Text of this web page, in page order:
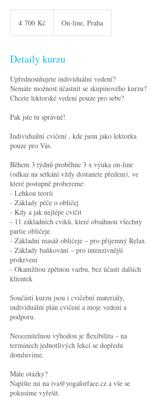
korun4 700 Kč On-line, Praha
Detaily kurzu
Upřednostňujete individuální vedení?
Nemáte možnost účastnit se skupinového kurzu?
Chcete lektorské vedení pouze pro sebe?
Pak jste tu správně!
Individuální cvičení , kde jsem jako lektorka
pouze pro Vás.
Během 3 týdnů proběhne 3 x výuka on-line
(odkaz na setkání vždy dostanete předem), ve
které postupně probereme:
- Lehkou teorii
- Základy péče o obličej
- Kdy a jak nejlépe cvičit
- 11 základních cviků, které obsáhnou všechny
partie obličeje
- Základní masáž obličeje – pro příjemný Relax
- Základy baňkování – pro intenzivnější
prokrvení
- Okamžitou zpětnou vazbu, bez účasti dalších
klientek
Součástí kurzu jsou i cvičební materiály,
individuální plán cvičení a moje vedení a
podporu.
Neocenitelnou výhodou je flexibilita – na
termínech jednotlivých lekcí se dopředu
domluvíme.
Máte otázky?
Napište mi na iva@yogaforface.cz a vše se
pokusíme vyřešit.